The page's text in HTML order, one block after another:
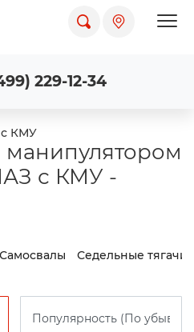
229-12-34
с КМУ
с КМУ -
Самосвалы Седельные тягачи